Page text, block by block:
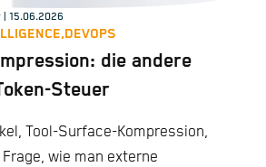
| 15.06.2026
DEVOPS
die andere
Steuer
Tool-Surface-Kompression,
wie man externe